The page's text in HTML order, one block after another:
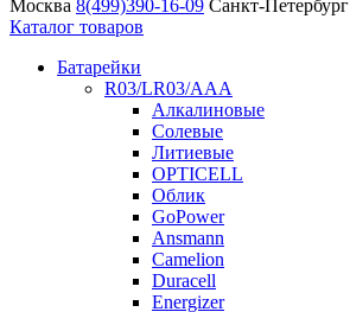
Москва 8(499)390-16-09 Санкт-Петербург
Каталог товаров
Батарейки
R03/LR03/AAA
Алкалиновые
Солевые
Литиевые
OPTICELL
Облик
GoPower
Ansmann
Camelion
Duracell
Energizer